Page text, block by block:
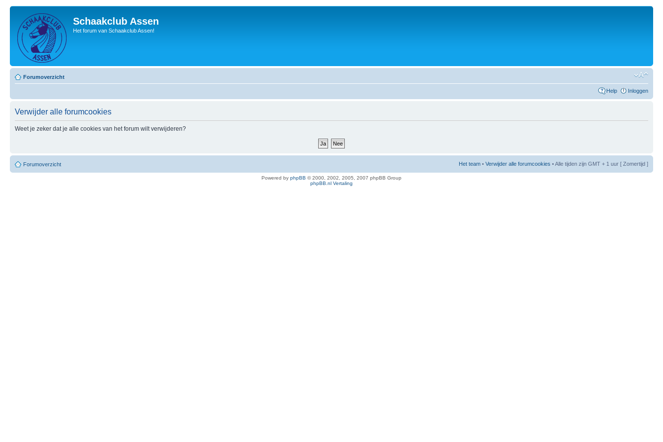
Schaakclub Assen
Het forum van Schaakclub Assen!
Forumoverzicht
Help Inloggen
Verwijder alle forumcookies
Weet je zeker dat je alle cookies van het forum wilt verwijderen?
Forumoverzicht Het team • Verwijder alle forumcookies • Alle tijden zijn GMT + 1 uur [ Zomertijd ]
Powered by phpBB © 2000, 2002, 2005, 2007 phpBB Group
phpBB.nl Vertaling